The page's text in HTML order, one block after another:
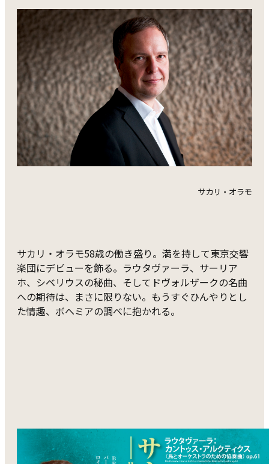
サカリ・オラモ
サカリ・オラモ58歳の働き盛り。満を持して東京交響
楽団にデビューを飾る。ラウタヴァーラ、サーリア
ホ、シベリウスの秘曲、そしてドヴォルザークの名曲
への期待は、まさに限りない。もうすぐひんやりとし
た情趣、ボヘミアの調べに抱かれる。